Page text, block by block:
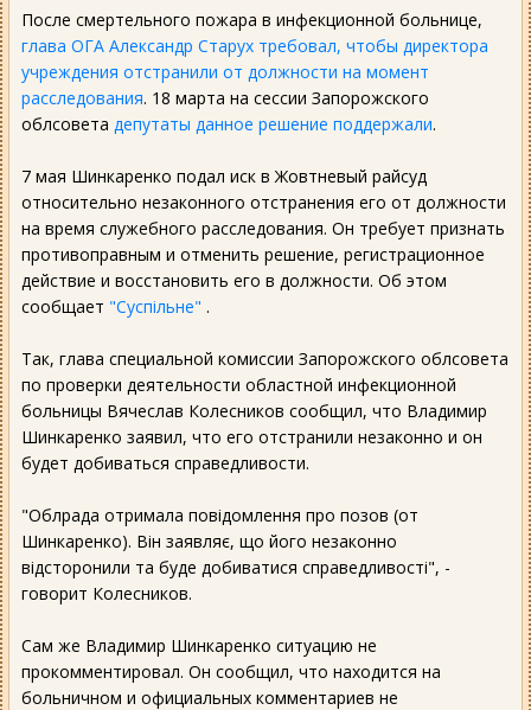
После смертельного пожара в инфекционной больнице,
глава ОГА Александр Старух требовал, чтобы директора
учреждения отстранили от должности на момент
расследования. 18 марта на сессии Запорожского
облсовета депутаты данное решение поддержали.
7 мая Шинкаренко подал иск в Жовтневый райсуд
относительно незаконного отстранения его от должности
на время служебного расследования. Он требует признать
противоправным и отменить решение, регистрационное
действие и восстановить его в должности. Об этом
сообщает "Суспільне" .
Так, глава специальной комиссии Запорожского облсовета
по проверки деятельности областной инфекционной
больницы Вячеслав Колесников сообщил, что Владимир
Шинкаренко заявил, что его отстранили незаконно и он
будет добиваться справедливости.
"Облрада отримала повідомлення про позов (от
Шинкаренко). Він заявляє, що його незаконно
відсторонили та буде добиватися справедливості", -
говорит Колесников.
Сам же Владимир Шинкаренко ситуацию не
прокомментировал. Он сообщил, что находится на
больничном и официальных комментариев не